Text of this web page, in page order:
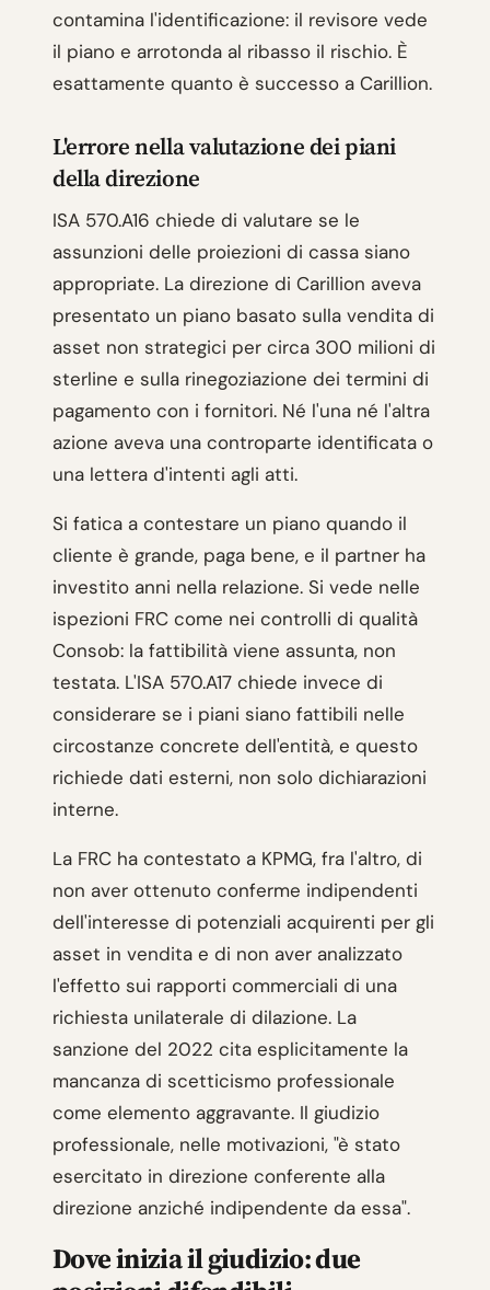
contamina l'identificazione: il revisore vede
il piano e arrotonda al ribasso il rischio. È
esattamente quanto è successo a Carillion.
L'errore nella valutazione dei piani
della direzione
ISA 570.A16 chiede di valutare se le
assunzioni delle proiezioni di cassa siano
appropriate. La direzione di Carillion aveva
presentato un piano basato sulla vendita di
asset non strategici per circa 300 milioni di
sterline e sulla rinegoziazione dei termini di
pagamento con i fornitori. Né l'una né l'altra
azione aveva una controparte identificata o
una lettera d'intenti agli atti.
Si fatica a contestare un piano quando il
cliente è grande, paga bene, e il partner ha
investito anni nella relazione. Si vede nelle
ispezioni FRC come nei controlli di qualità
Consob: la fattibilità viene assunta, non
testata. L'ISA 570.A17 chiede invece di
considerare se i piani siano fattibili nelle
circostanze concrete dell'entità, e questo
richiede dati esterni, non solo dichiarazioni
interne.
La FRC ha contestato a KPMG, fra l'altro, di
non aver ottenuto conferme indipendenti
dell'interesse di potenziali acquirenti per gli
asset in vendita e di non aver analizzato
l'effetto sui rapporti commerciali di una
richiesta unilaterale di dilazione. La
sanzione del 2022 cita esplicitamente la
mancanza di scetticismo professionale
come elemento aggravante. Il giudizio
professionale, nelle motivazioni, "è stato
esercitato in direzione conferente alla
direzione anziché indipendente da essa".
Dove inizia il giudizio: due